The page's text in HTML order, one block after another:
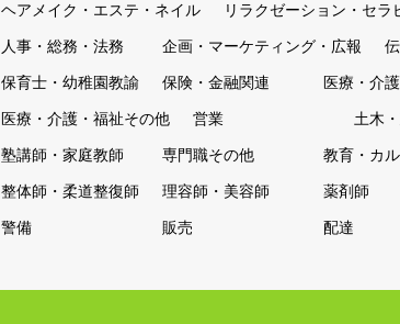
ヘアメイク・エステ・ネイル リラクゼーション・セラ
人事・総務・法務 企画・マーケティング・広報
保育士・幼稚園教諭 保険・金融関連 医療・介
医療・介護・福祉その他 営業 土木
塾講師・家庭教師 専門職その他 教育・カ
整体師・柔道整復師 理容師・美容師 薬剤師
警備 販売 配達